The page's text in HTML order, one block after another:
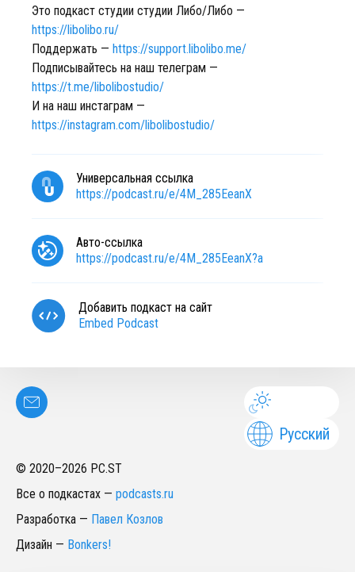
Это подкаст студии студии Либо/Либо —
https://libolibo.ru/
Поддержать — https://support.libolibo.me/
Подписывайтесь на наш телеграм —
https://t.me/libolibostudio/
И на наш инстаграм —
https://instagram.com/libolibostudio/
Универсальная ссылка
https://podcast.ru/e/4M_285EeanX
Авто-ссылка
https://podcast.ru/e/4M_285EeanX?a
Добавить подкаст на сайт
Embed Podcast
Русский
© 2020–2026 PC.ST
Все о подкастах — podcasts.ru
Разработка — Павел Козлов
Дизайн — Bonkers!